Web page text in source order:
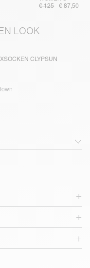
€ 125
€ 87,50
LOOK
CLYPSUN